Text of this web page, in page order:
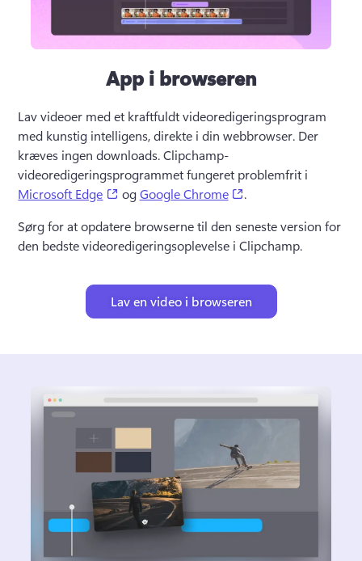
App i browseren
Lav videoer med et kraftfuldt videoredigeringsprogram
med kunstig intelligens, direkte i din webbrowser. Der
kræves ingen downloads. Clipchamp-
videoredigeringsprogrammet fungeret problemfrit i
Microsoft Edge
(opens in a new tab)
og Google Chrome
.
Sørg for at opdatere browserne til den seneste version for
den bedste videoredigeringsoplevelse i Clipchamp.
Lav en video i browseren